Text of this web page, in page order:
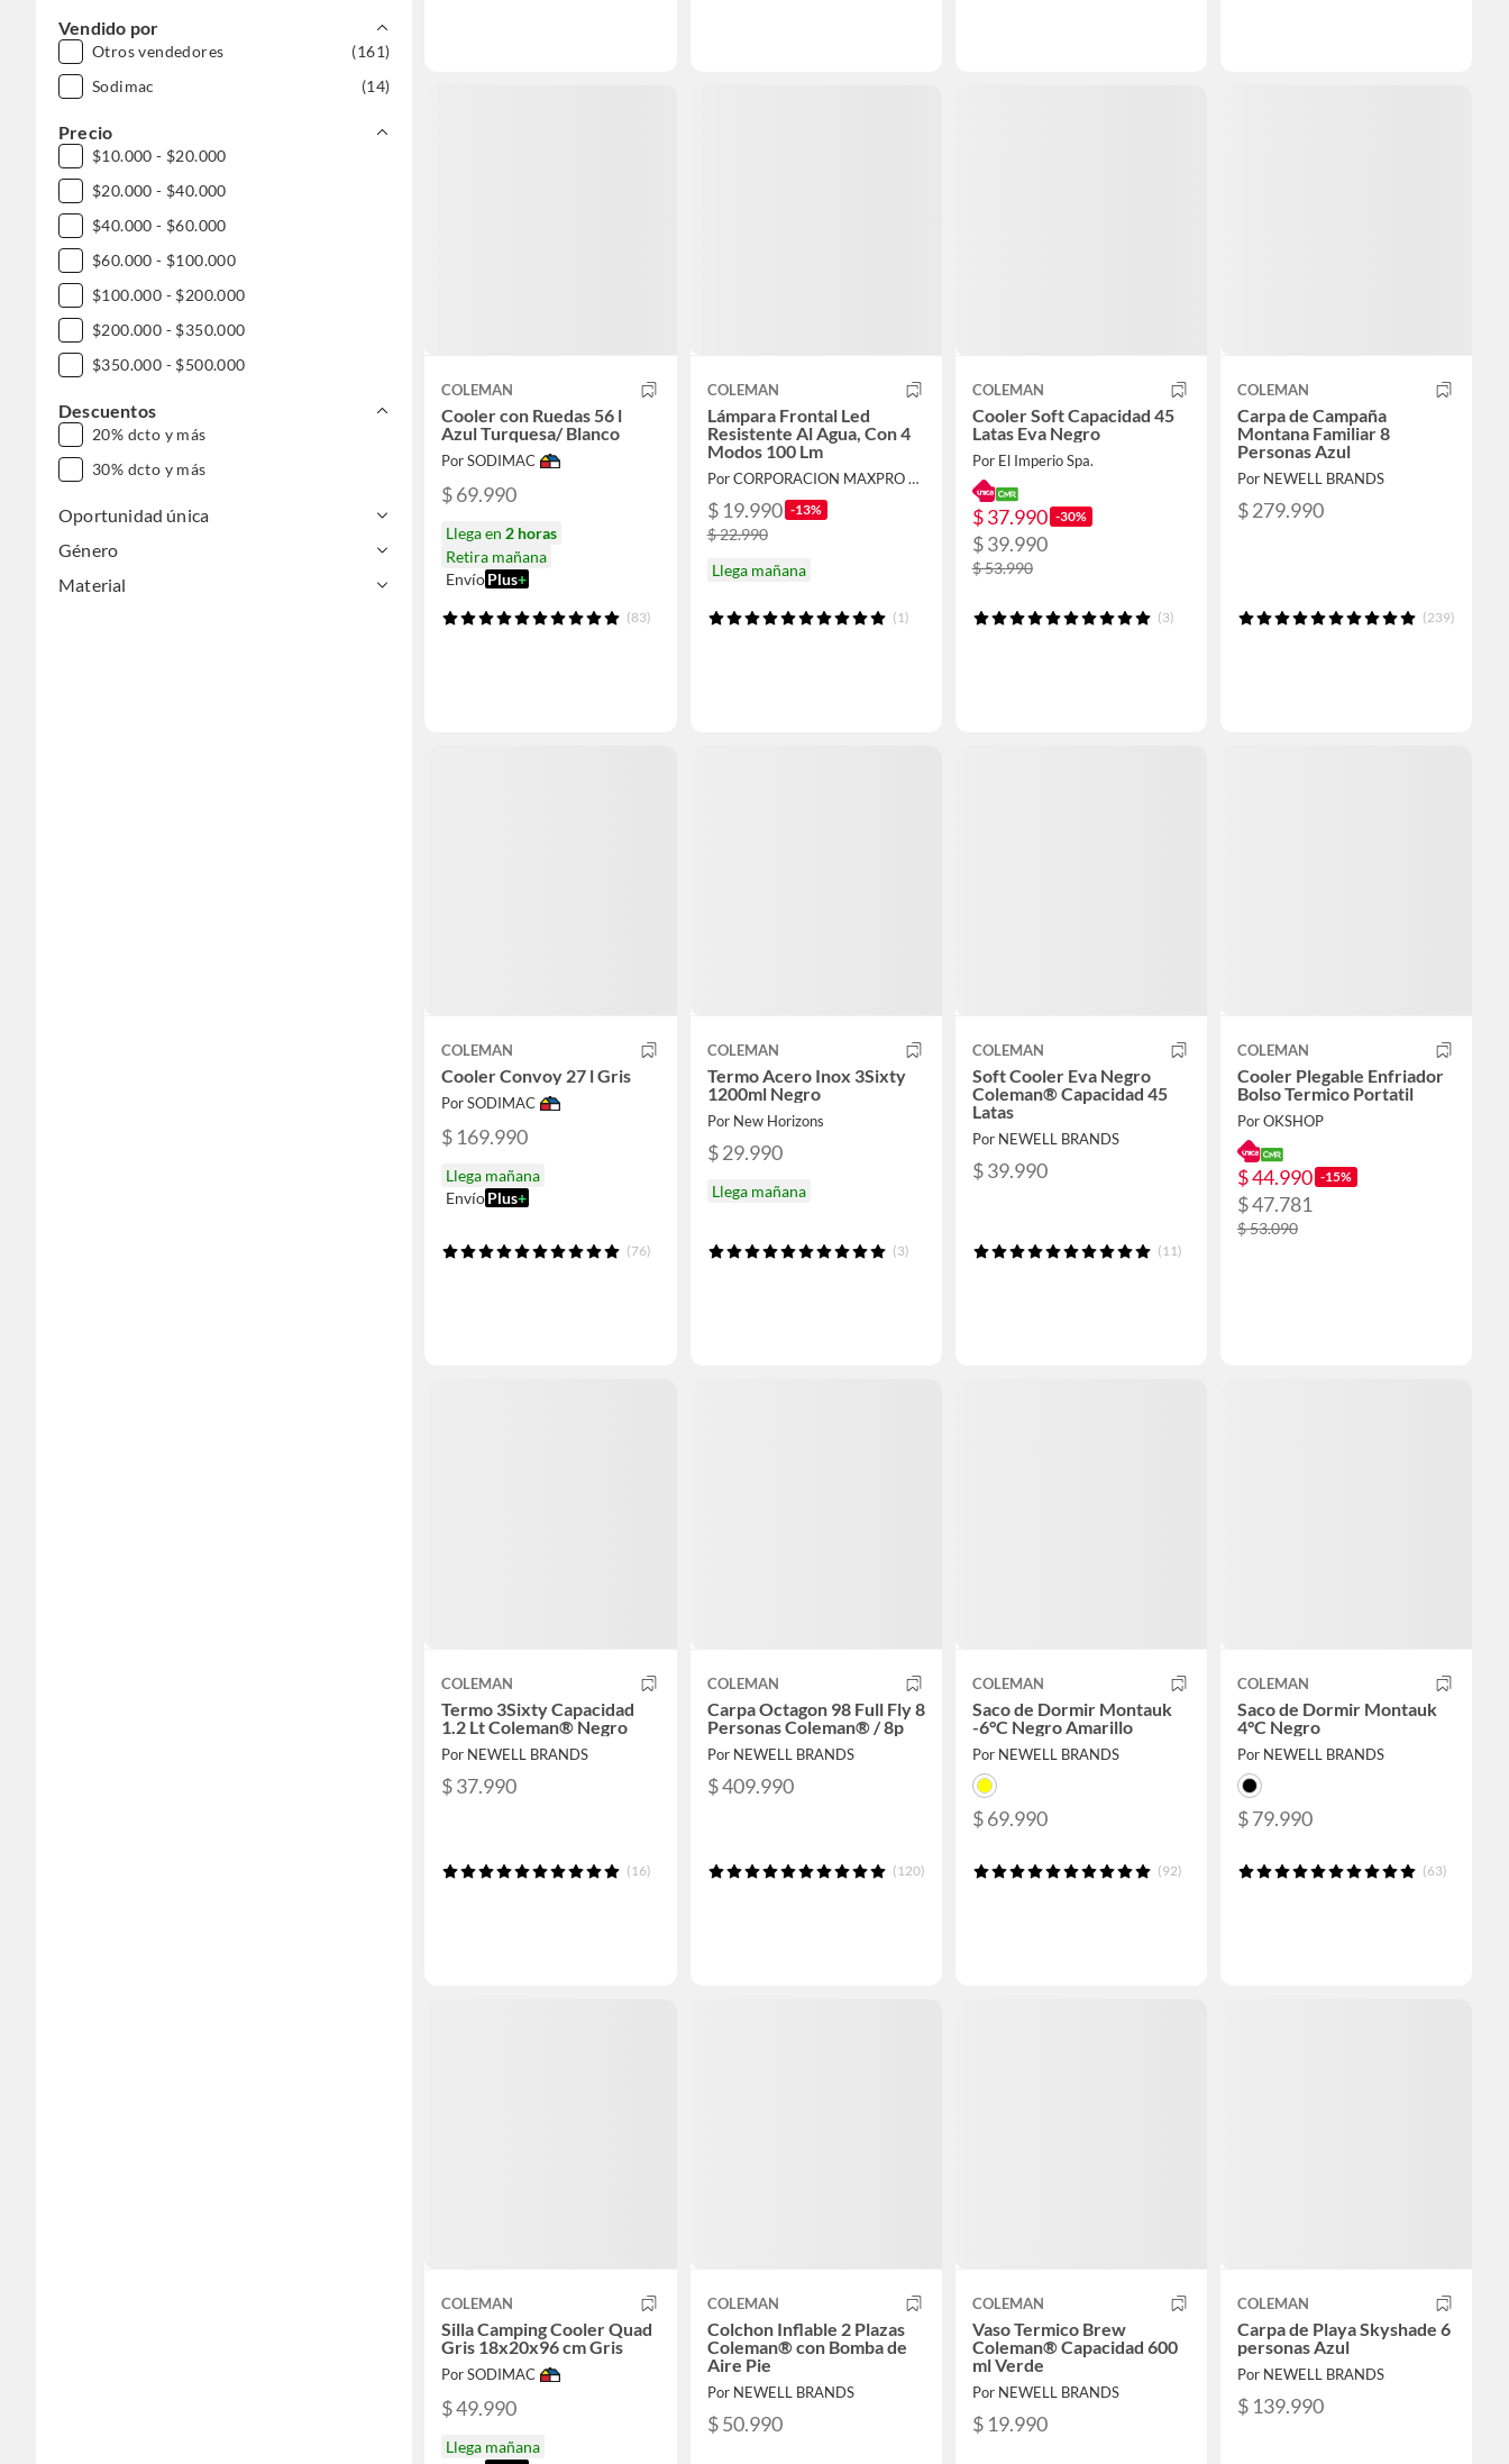
Vendido por
Otros vendedores
(161)
Sodimac
(14)
Precio
$10.000 - $20.000
$20.000 - $40.000
$40.000 - $60.000
$60.000 - $100.000
$100.000 - $200.000
$200.000 - $350.000
$350.000 - $500.000
Descuentos
20% dcto y más
30% dcto y más
Oportunidad única
Género
Material
COLEMAN
Cooler con Ruedas 56 l
Azul Turquesa/ Blanco
Por SODIMAC
$ 69.990
Llega en 2 horas
Retira mañana
EnvíoPlus+
(83)
COLEMAN
Lámpara Frontal Led
Resistente Al Agua, Con 4
Modos 100 Lm
Por CORPORACION MAXPRO SPA
$ 19.990 -13%
$ 22.990
Llega mañana
(1)
COLEMAN
Cooler Soft Capacidad 45
Latas Eva Negro
Por El Imperio Spa.
$ 37.990 -30%
$ 39.990
$ 53.990
(3)
COLEMAN
Carpa de Campaña
Montana Familiar 8
Personas Azul
Por NEWELL BRANDS
$ 279.990
(239)
COLEMAN
Cooler Convoy 27 l Gris
Por SODIMAC
$ 169.990
Llega mañana
EnvíoPlus+
(76)
COLEMAN
Termo Acero Inox 3Sixty
1200ml Negro
Por New Horizons
$ 29.990
Llega mañana
(3)
COLEMAN
Soft Cooler Eva Negro
Coleman® Capacidad 45
Latas
Por NEWELL BRANDS
$ 39.990
(11)
COLEMAN
Cooler Plegable Enfriador
Bolso Termico Portatil
Por OKSHOP
$ 44.990 -15%
$ 47.781
$ 53.090
COLEMAN
Termo 3Sixty Capacidad
1.2 Lt Coleman® Negro
Por NEWELL BRANDS
$ 37.990
(16)
COLEMAN
Carpa Octagon 98 Full Fly 8
Personas Coleman® / 8p
Por NEWELL BRANDS
$ 409.990
(120)
COLEMAN
Saco de Dormir Montauk
-6°C Negro Amarillo
Por NEWELL BRANDS
$ 69.990
(92)
COLEMAN
Saco de Dormir Montauk
4°C Negro
Por NEWELL BRANDS
$ 79.990
(63)
COLEMAN
Silla Camping Cooler Quad
Gris 18x20x96 cm Gris
Por SODIMAC
$ 49.990
Llega mañana
COLEMAN
Colchon Inflable 2 Plazas
Coleman® con Bomba de
Aire Pie
Por NEWELL BRANDS
$ 50.990
COLEMAN
Vaso Termico Brew
Coleman® Capacidad 600
ml Verde
Por NEWELL BRANDS
$ 19.990
COLEMAN
Carpa de Playa Skyshade 6
personas Azul
Por NEWELL BRANDS
$ 139.990